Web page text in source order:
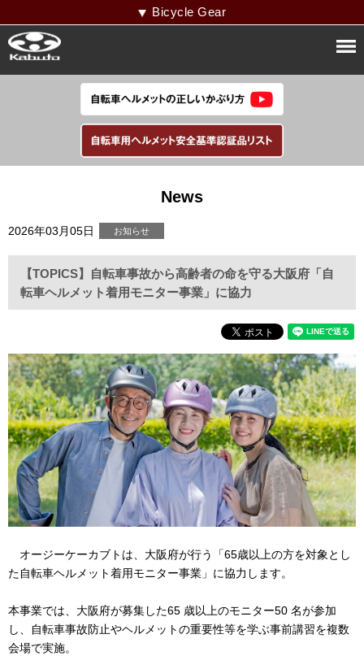
Bicycle Gear
News
2026年03月05日
【TOPICS】自転車事故から高齢者の命を守る大阪府「自
転車ヘルメット着用モニター事業」に協力
オージーケーカブトは、大阪府が行う「65歳以上の方を対象とし
た自転車ヘルメット着用モニター事業」に協力します。
本事業では、大阪府が募集した65 歳以上のモニター50 名が参加
し、自転車事故防止やヘルメットの重要性等を学ぶ事前講習を複数
会場で実施。